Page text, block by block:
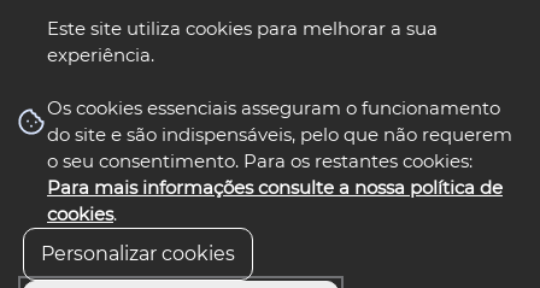
Este site utiliza cookies para melhorar a sua
experiência.
Os cookies essenciais asseguram o funcionamento
do site e são indispensáveis, pelo que não requerem
o seu consentimento. Para os restantes cookies:
Para mais informações consulte a nossa política de
cookies.
Personalizar cookies
nos select language